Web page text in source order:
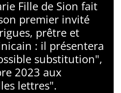
Fille de Sion fait
premier invité
prêtre et
: il présentera
substitution",
2023 aux
lettres".